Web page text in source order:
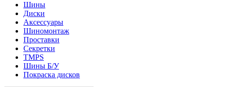
Шины
Диски
Аксессуары
Шиномонтаж
Проставки
Секретки
TMPS
Шины Б/У
Покраска дисков